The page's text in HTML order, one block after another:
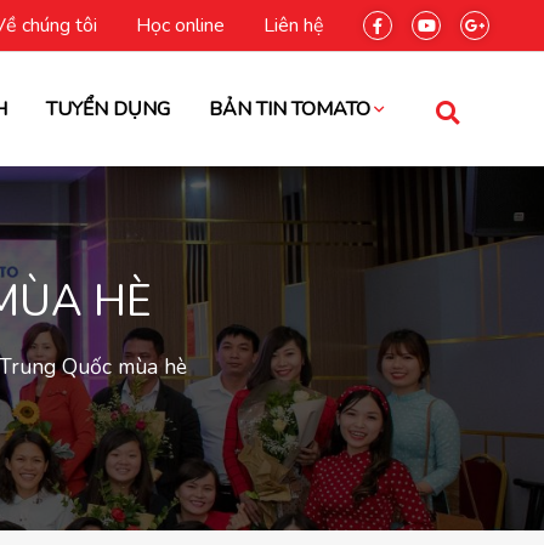
chúng tôi Học online Liên hệ
TUYỂN DỤNG BẢN TIN TOMATO
HÈ
Quốc mùa hè